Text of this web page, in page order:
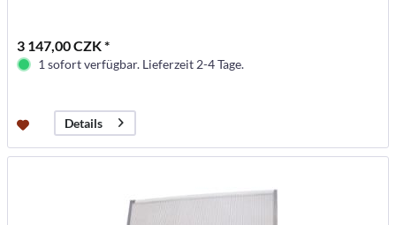
3 147,00 CZK *
1 sofort verfügbar. Lieferzeit 2-4 Tage.
Details